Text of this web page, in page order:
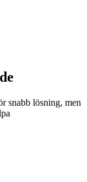
snabb lösning, men